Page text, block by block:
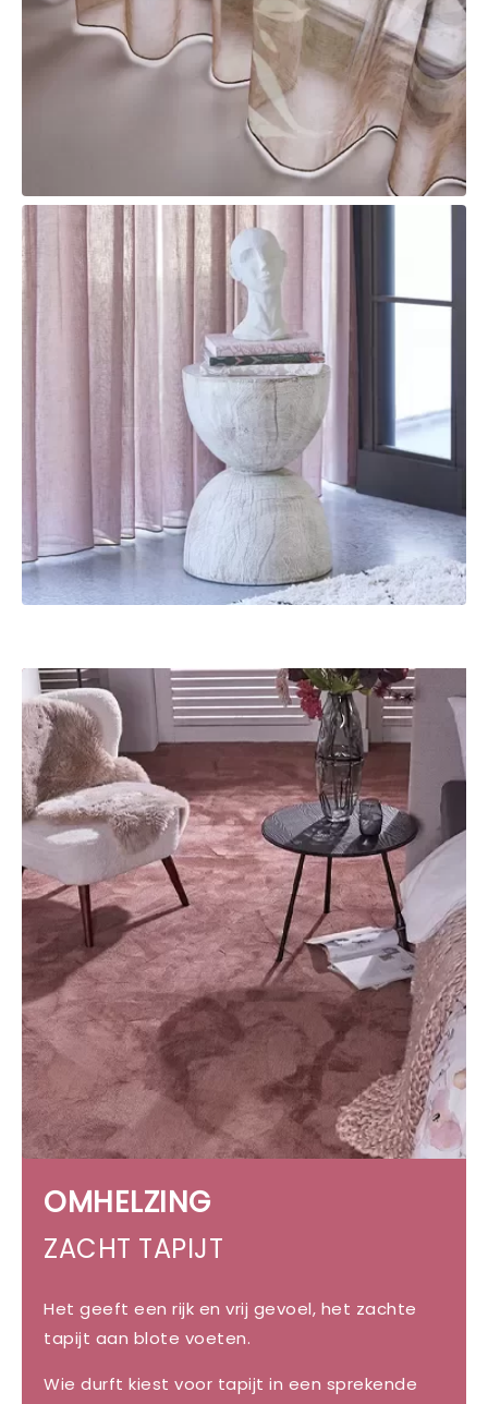
OMHELZING
ZACHT TAPIJT
Het geeft een rijk en vrij gevoel, het zachte
tapijt aan blote voeten.
Wie durft kiest voor tapijt in een sprekende